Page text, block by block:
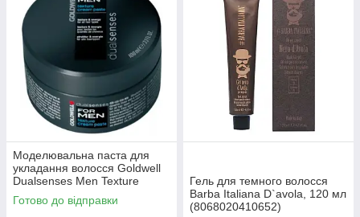
Моделювальна паста для
укладання волосся Goldwell
Dualsenses Men Texture
Cream Paste, 100 г
(4021609269649)
Готово до відправки
Гель для темного волосся
Barba Italiana D`avola, 120 мл
(8068020410652)